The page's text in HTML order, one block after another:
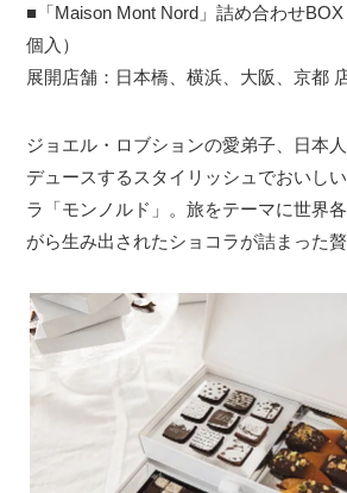
■「Maison Mont Nord」詰め合わせ
個入）
展開店舗：日本橋、横浜、大阪、京都
ジョエル・ロブションの愛弟子、日本
デュースするスタイリッシュでおいし
ラ「モンノルド」。旅をテーマに世界
がら生み出されたショコラが詰まった
ランキング